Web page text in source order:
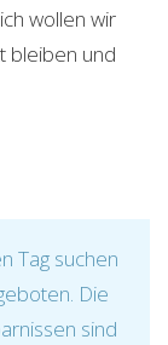
wollen wir
bleiben und
Tag suchen
Die
sind